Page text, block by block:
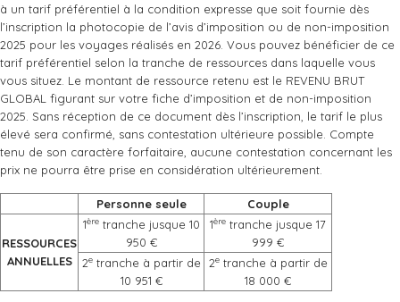
à un tarif préférentiel à la condition expresse que soit fournie dès
l’inscription la photocopie de l’avis d’imposition ou de non-imposition
2025 pour les voyages réalisés en 2026. Vous pouvez bénéficier de ce
tarif préférentiel selon la tranche de ressources dans laquelle vous
vous situez. Le montant de ressource retenu est le REVENU BRUT
GLOBAL figurant sur votre fiche d’imposition et de non-imposition
2025. Sans réception de ce document dès l’inscription, le tarif le plus
élevé sera confirmé, sans contestation ultérieure possible. Compte
tenu de son caractère forfaitaire, aucune contestation concernant les
prix ne pourra être prise en considération ultérieurement.
Personne seule Couple
RESSOURCES
ANNUELLES
1èretranche jusque 10
950 €
1ère tranche jusque 17
999 €
2etranche à partir de
10 951 €
2etranche à partir de
18 000 €